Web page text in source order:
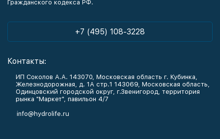
Гражданского кодекса РФ.
+7 (495) 108-3228
Контакты:
ИП Соколов А.А. 143070, Московская область г. Кубинка,
Железнодорожная, д. 1А стр.1 143069, Московская область,
Одинцовский городской округ, г.Звенигород, территория
рынка "Маркет", павильон 4/7
info@hydrolife.ru